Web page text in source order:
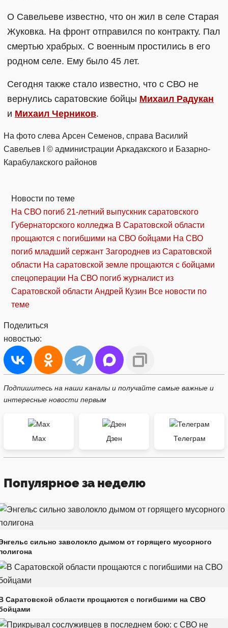
О Савельеве известно, что он жил в селе Старая
Жуковка. На фронт отправился по контракту. Пал
смертью храбрых. С военным простились в его
родном селе. Ему было 45 лет.
Сегодня также стало известно, что с СВО не
вернулись саратовские бойцы Михаил Радукан
и Михаил Черников.
На фото слева Арсен Семенов, справа Василий
Савельев I © администрации Аркадакского и Базарно-
Карабулакского районов
Новости по теме
На СВО погиб 21-летний выпускник саратовского
Губернаторского колледжа В Саратовской области
прощаются с погибшими на СВО бойцами На СВО
погиб младший сержант Загороднев из Саратовской
области На саратовской земле прощаются с бойцами
спецоперации На СВО погиб журналист из
Саратовской области Андрей Кузин Все новости по
теме
Поделиться
новостью:
Подпишитесь на наши каналы и получайте самые важные и
интересные новости первым
Max Дзен Телеграм
Популярное за неделю
сильно заволокло дымом от горящего мусорного
Саратовской области прощаются с погибшими на СВО